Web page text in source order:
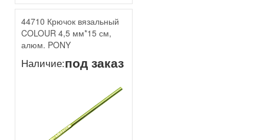
44710 Крючок вязальный
COLOUR 4,5 мм*15 см,
алюм. PONY
Наличие:под заказ